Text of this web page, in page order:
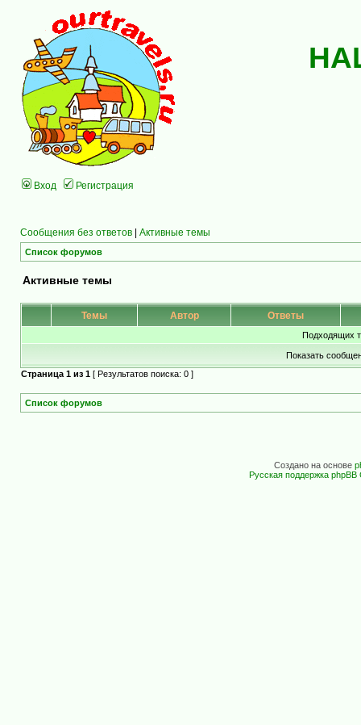
Вход Регистрация
Сообщения без ответов | Активные темы
Список форумов
Активные темы
Темы Автор Ответы
Подходящих
Показать
Страница 1 из 1 [ Результатов поиска: 0 ]
Список форумов
Создано на основе
Русская поддержка phpBB